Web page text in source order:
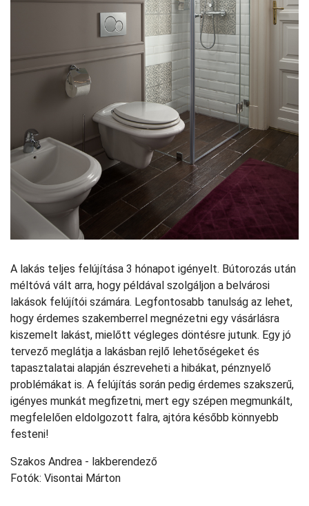
A lakás teljes felújítása 3 hónapot igényelt. Bútorozás után
méltóvá vált arra, hogy példával szolgáljon a belvárosi
lakások felújítói számára. Legfontosabb tanulság az lehet,
hogy érdemes szakemberrel megnézetni egy vásárlásra
kiszemelt lakást, mielőtt végleges döntésre jutunk. Egy jó
tervező meglátja a lakásban rejlő lehetőségeket és
tapasztalatai alapján észreveheti a hibákat, pénznyelő
problémákat is. A felújítás során pedig érdemes szakszerű,
igényes munkát megfizetni, mert egy szépen megmunkált,
megfelelően eldolgozott falra, ajtóra később könnyebb
festeni!
Szakos Andrea - lakberendező
Fotók: Visontai Márton